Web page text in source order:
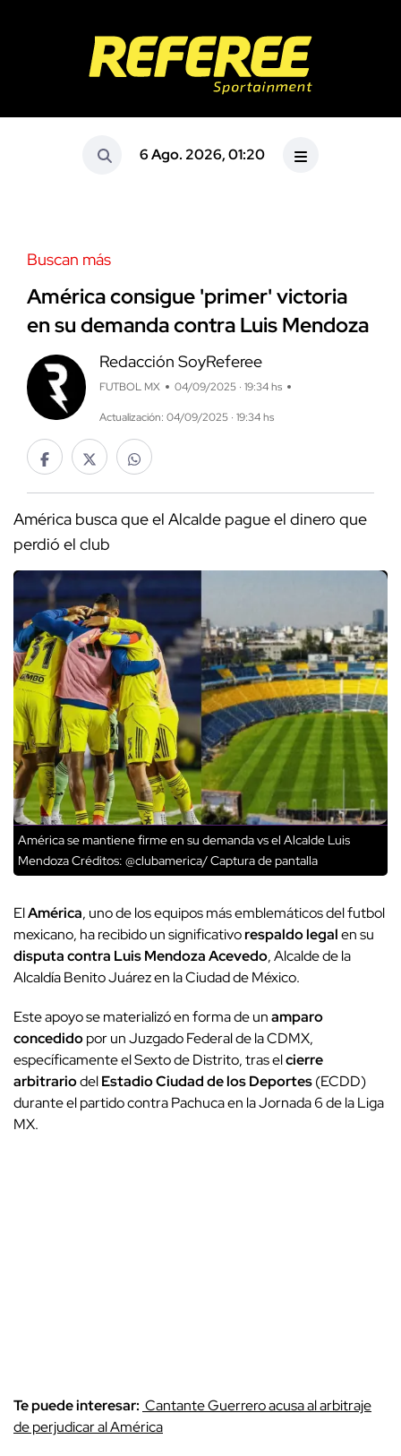
6 Ago. 2026, 01:20
Buscan más
América consigue 'primer' victoria
en su demanda contra Luis Mendoza
Redacción SoyReferee
FUTBOL MX 04/09/2025 · 19:34 hs
Actualización: 04/09/2025 · 19:34 hs
América busca que el Alcalde pague el dinero que
perdió el club
América se mantiene firme en su demanda vs el Alcalde Luis
MendozaCréditos: @clubamerica/ Captura de pantalla
ElAmérica, uno de los equipos más emblemáticos del futbol
mexicano, ha recibido un significativorespaldo legalen su
disputa contra Luis Mendoza Acevedo, Alcalde de la
Alcaldía Benito Juárez en la Ciudad de México.
Este apoyo se materializó en forma de unamparo
concedidopor un Juzgado Federal de la CDMX,
específicamente el Sexto de Distrito, tras elcierre
arbitrariodelEstadio Ciudad de los Deportes(ECDD)
durante el partido contra Pachuca en la Jornada 6 de la Liga
MX.
Te puede interesar: Cantante Guerrero acusa al arbitraje
de perjudicar al América